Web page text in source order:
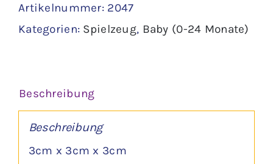
Artikelnummer: 2047
Kategorien: Spielzeug, Baby (0-24 Monate)
Beschreibung
Beschreibung
3cm x 3cm x 3cm